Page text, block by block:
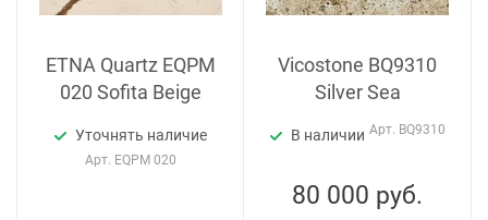
ETNA Quartz EQPM
020 Sofita Beige
Уточнять наличие
Арт. EQPM 020
Vicostone BQ9310
Silver Sea
В наличии Арт. BQ9310
80 000 руб.